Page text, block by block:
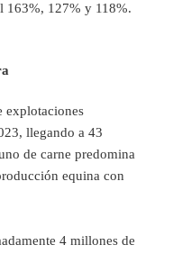
163%, 127% y 118%.
explotaciones
llegando a 43
de carne predomina
equina con
4 millones de